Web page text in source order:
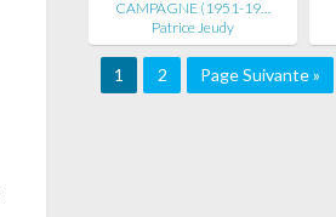
CAMPAGNE (1951-19…
Patrice Jeudy
1 2 Page Suivante »